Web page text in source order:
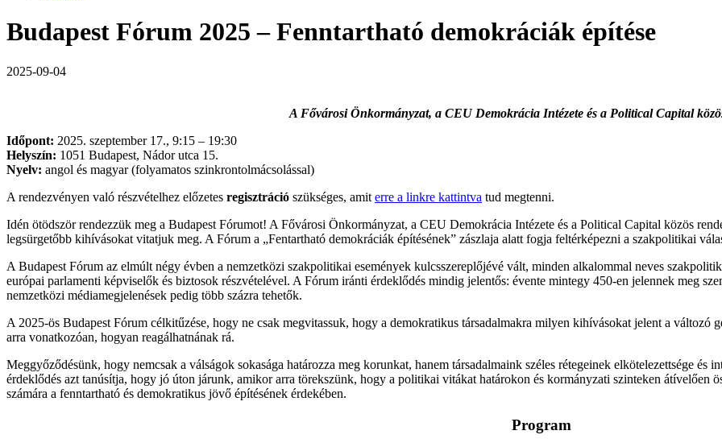
Budapest Fórum 2025 – Fenntartható demokráciák építése
2025-09-04
A Fővárosi Önkormányzat, a CEU Demokrácia Intézete és a Political Capital
Időpont: 2025. szeptember 17., 9:15 – 19:30
Helyszín: 1051 Budapest, Nádor utca 15.
Nyelv: angol és magyar (folyamatos szinkrontolmácsolással)
A rendezvényen való részvételhez előzetes regisztráció szükséges, amit erre a linkre kattintva tud megtenni.
Idén ötödször rendezzük meg a Budapest Fórumot! A Fővárosi Önkormányzat, a CEU Demokrácia Intézete és a Political Capital közös
legsürgetőbb kihívásokat vitatjuk meg. A Fórum a „Fentartható demokráciák építésének” zászlaja alatt fogja feltérképezni a szakpolitikai
A Budapest Fórum az elmúlt négy évben a nemzetközi szakpolitikai események kulcsszereplőjévé vált, minden alkalommal neves
európai parlamenti képviselők és biztosok részvételével. A Fórum iránti érdeklődés mindig jelentős: évente mintegy 450-en jelennek meg
nemzetközi médiamegjelenések pedig több százra tehetők.
A 2025-ös Budapest Fórum célkitűzése, hogy ne csak megvitassuk, hogy a demokratikus társadalmakra milyen kihívásokat jelent a
arra vonatkozóan, hogyan reagálhatnának rá.
Meggyőződésünk, hogy nemcsak a válságok sokasága határozza meg korunkat, hanem társadalmaink széles rétegeinek elkötelezettsége és
érdeklődés azt tanúsítja, hogy jó úton járunk, amikor arra törekszünk, hogy a politikai vitákat határokon és kormányzati szinteken átívelően
számára a fenntartható és demokratikus jövő építésének érdekében.
Program